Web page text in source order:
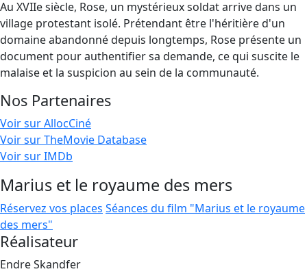
Au XVIIe siècle, Rose, un mystérieux soldat arrive dans un
village protestant isolé. Prétendant être l'héritière d'un
domaine abandonné depuis longtemps, Rose présente un
document pour authentifier sa demande, ce qui suscite le
malaise et la suspicion au sein de la communauté.
Nos Partenaires
Voir sur AllocCiné
Voir sur TheMovie Database
Voir sur IMDb
Marius et le royaume des mers
Réservez vos places Séances du film "Marius et le royaume
des mers"
Réalisateur
Endre Skandfer